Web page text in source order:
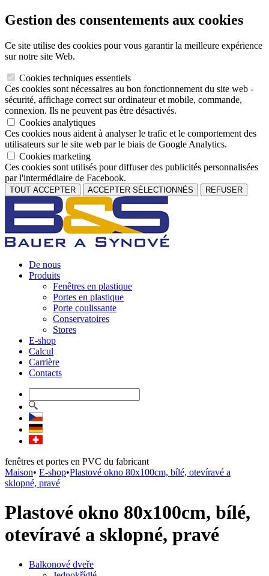
Gestion des consentements aux cookies
Ce site utilise des cookies pour vous garantir la meilleure expérience
sur notre site Web.
Cookies techniques essentiels
Ces cookies sont nécessaires au bon fonctionnement du site web -
sécurité, affichage correct sur ordinateur et mobile, commande,
connexion. Ils ne peuvent pas être désactivés.
Cookies analytiques
Ces cookies nous aident à analyser le trafic et le comportement des
utilisateurs sur le site web par le biais de Google Analytics.
Cookies marketing
Ces cookies sont utilisés pour diffuser des publicités personnalisées
par l'intermédiaire de Facebook.
TOUT ACCEPTER ACCEPTER SÉLECTIONNÉS REFUSER
De nous
Produits
Fenêtres en plastique
Portes en plastique
Porte coulissante
Conservatoires
Stores
E-shop
Calcul
Carrière
Contacts
fenêtres et portes en PVC du fabricant
Maison• E-shop•Plastové okno 80x100cm, bílé, otevíravé a
sklopné, pravé
Plastové okno 80x100cm, bílé,
otevíravé a sklopné, pravé
Balkonové dveře